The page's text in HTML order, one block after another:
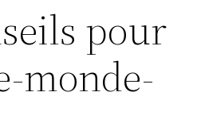
pour
monde-